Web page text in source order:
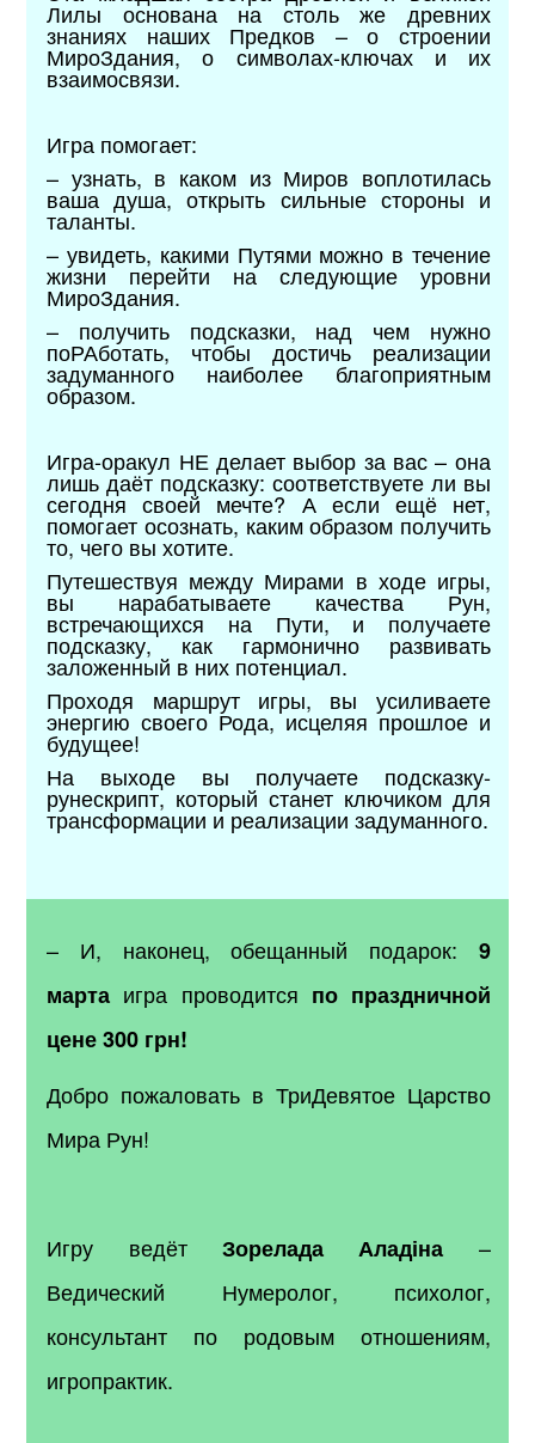
Лилы основана на столь же древних
знаниях наших Предков – о строении
МироЗдания, о символах-ключах и их
взаимосвязи.
Игра помогает:
– узнать, в каком из Миров воплотилась
ваша душа, открыть сильные стороны и
таланты.
– увидеть, какими Путями можно в течение
жизни перейти на следующие уровни
МироЗдания.
– получить подсказки, над чем нужно
поРАботать, чтобы достичь реализации
задуманного наиболее благоприятным
образом.
Игра-оракул НЕ делает выбор за вас – она
лишь даёт подсказку: соответствуете ли вы
сегодня своей мечте? А если ещё нет,
помогает осознать, каким образом получить
то, чего вы хотите.
Путешествуя между Мирами в ходе игры,
вы нарабатываете качества Рун,
встречающихся на Пути, и получаете
подсказку, как гармонично развивать
заложенный в них потенциал.
Проходя маршрут игры, вы усиливаете
энергию своего Рода, исцеляя прошлое и
будущее!
На выходе вы получаете подсказку-
рунескрипт, который станет ключиком для
трансформации и реализации задуманного.
– И, наконец, обещанный подарок: 9
марта игра проводится по праздничной
цене 300 грн!
Добро пожаловать в ТриДевятое Царство
Мира Рун!
Игру ведёт Зорелада Аладіна –
Ведический Нумеролог, психолог,
консультант по родовым отношениям,
игропрактик.